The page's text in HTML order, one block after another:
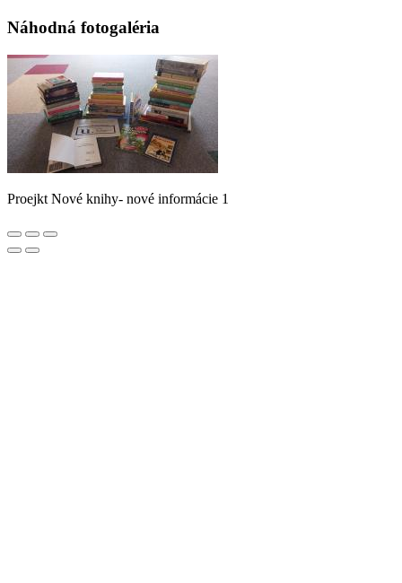
Náhodná fotogaléria
Proejkt Nové knihy- nové informácie 1